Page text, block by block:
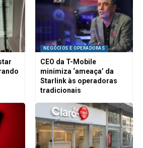
NEGÓCIOS E OPERADORAS
CEO da T-Mobile
minimiza ‘ameaça’ da
Starlink às operadoras
tradicionais